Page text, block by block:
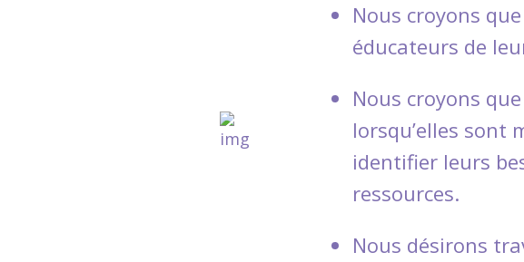
Nous croyons
éducateurs de
Nous croyons
lorsqu’elles sont
identifier leurs
ressources.
Nous désirons